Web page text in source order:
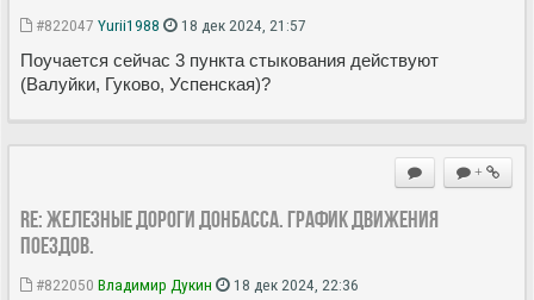
#822047 Yurii1988 18 дек 2024, 21:57
Поучается сейчас 3 пункта стыкования действуют
(Валуйки, Гуково, Успенская)?
+
Re: Железные дороги Донбасса. График движения
поездов.
#822050 Владимир Дукин 18 дек 2024, 22:36